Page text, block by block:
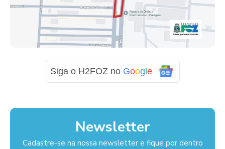
Siga o H2FOZ no Google
Newsletter
Cadastre-se na nossa newsletter e fique por dentro